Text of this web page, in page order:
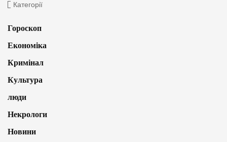
Категорії
Гороскоп
Економіка
Кримінал
Культура
люди
Некрологи
Новини